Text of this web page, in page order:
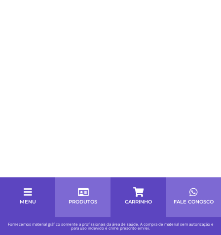
MENU PRODUTOS CARRINHO FALE CONOSCO
Fornecemos material gráfico somente a profissionais da área de saúde. A compra de material sem autorização e
para uso indevido é crime prescrito em lei.